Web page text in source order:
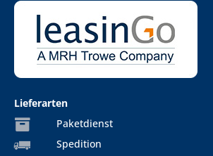
Lieferarten
Paketdienst
Spedition